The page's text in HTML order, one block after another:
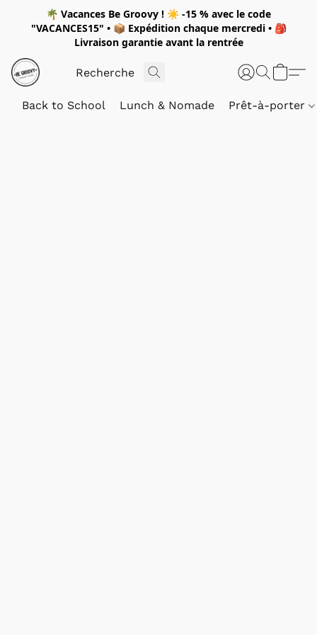
🌴 Vacances Be Groovy ! ☀️ -15 % avec le code
"VACANCES15" • 📦 Expédition chaque mercredi• 🎒
Livraison garantie avant la rentrée
Back to School Lunch & Nomade Prêt-à-porter